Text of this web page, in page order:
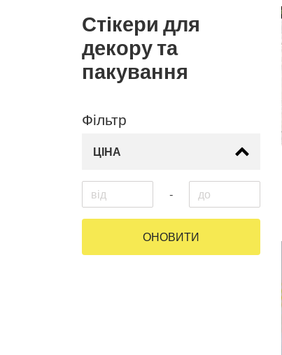
Стікери для
декору та
пакування
Фільтр
ЦІНА
-
ОНОВИТИ